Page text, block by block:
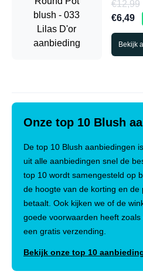
€12,99
€6,49
Bekijk
Onze top 10 Blush
De top 10 Blush aanbiedingen
uit alle aanbiedingen snel de
top 10 wordt samengesteld op
de hoogte van de korting en de
betaalt. Ook kijken we of de
goede voorwaarden heeft
een gratis verzending.
Bekijk onze top 10